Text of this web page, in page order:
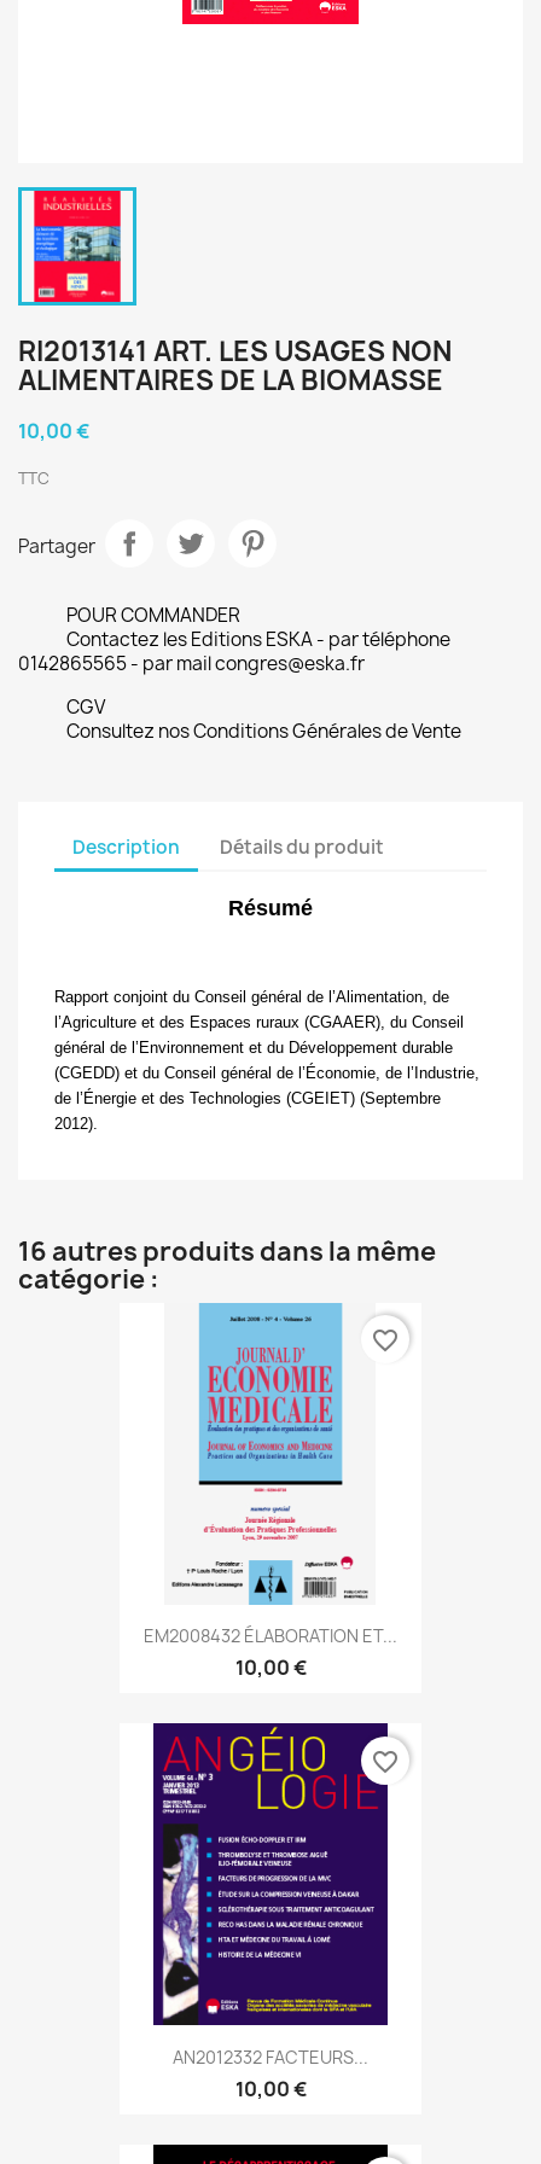
RI2013141 ART. LES USAGES NON
ALIMENTAIRES DE LA BIOMASSE
10,00 €
TTC
Partager
POUR COMMANDER
Contactez les Editions ESKA - par téléphone
0142865565 - par mail congres@eska.fr
CGV
Consultez nos Conditions Générales de Vente
Description Détails du produit
Résumé
Rapport conjoint du Conseil général de l’Alimentation, de
l’Agriculture et des Espaces ruraux (CGAAER), du Conseil
général de l’Environnement et du Développement durable
(CGEDD) et du Conseil général de l’Économie, de l’Industrie,
de l’Énergie et des Technologies (CGEIET) (Septembre
2012).
16 autres produits dans la même
catégorie :
EM2008432 ÉLABORATION ET...
10,00 €
favorite_border
AN2012332 FACTEURS...
10,00 €
favorite_border